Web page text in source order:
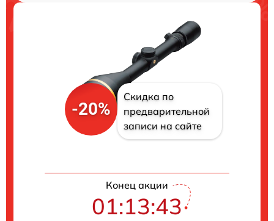
-20%
Скидка по
предварительной
записи на сайте
Конец акции
01:13:42